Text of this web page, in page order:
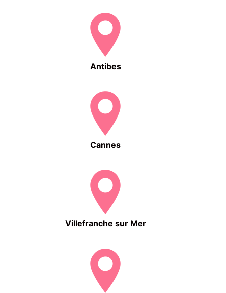
Antibes
Cannes
Villefranche sur Mer